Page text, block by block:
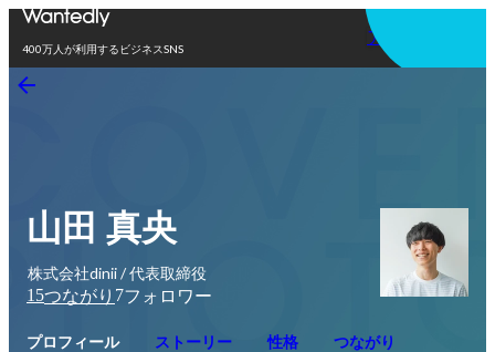
400万人が利用するビジネスSNS
アプリを使う
山田 真央
株式会社dinii / 代表取締役
15つながり 7フォロワー
プロフィール ストーリー 性格 つながり